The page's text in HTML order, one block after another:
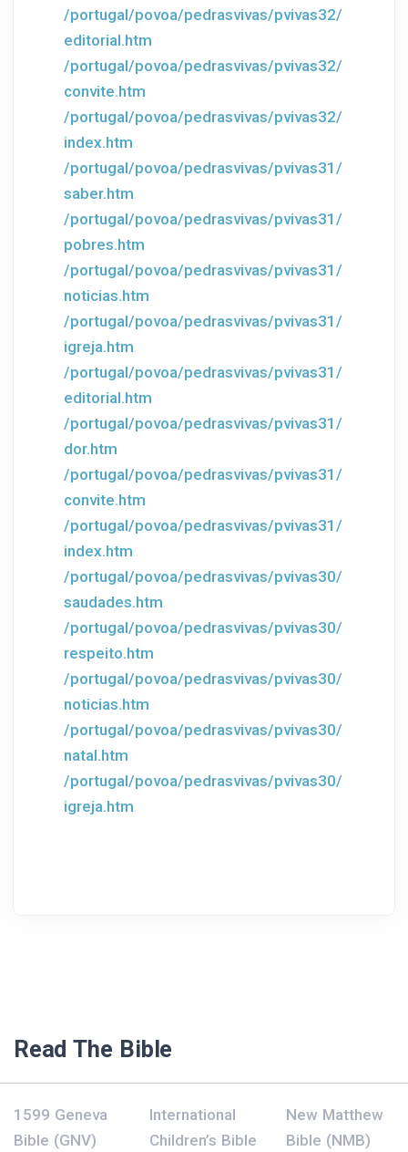
/portugal/povoa/pedrasvivas/pvivas32/
editorial.htm
/portugal/povoa/pedrasvivas/pvivas32/
convite.htm
/portugal/povoa/pedrasvivas/pvivas32/
index.htm
/portugal/povoa/pedrasvivas/pvivas31/
saber.htm
/portugal/povoa/pedrasvivas/pvivas31/
pobres.htm
/portugal/povoa/pedrasvivas/pvivas31/
noticias.htm
/portugal/povoa/pedrasvivas/pvivas31/
igreja.htm
/portugal/povoa/pedrasvivas/pvivas31/
editorial.htm
/portugal/povoa/pedrasvivas/pvivas31/
dor.htm
/portugal/povoa/pedrasvivas/pvivas31/
convite.htm
/portugal/povoa/pedrasvivas/pvivas31/
index.htm
/portugal/povoa/pedrasvivas/pvivas30/
saudades.htm
/portugal/povoa/pedrasvivas/pvivas30/
respeito.htm
/portugal/povoa/pedrasvivas/pvivas30/
noticias.htm
/portugal/povoa/pedrasvivas/pvivas30/
natal.htm
/portugal/povoa/pedrasvivas/pvivas30/
igreja.htm
Read The Bible
1599 Geneva
Bible (GNV)
International
Children’s Bible
New Matthew
Bible (NMB)